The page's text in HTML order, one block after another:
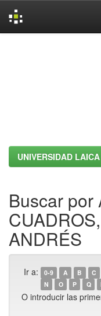
UNIVERSIDAD
Buscar por
ANDRÉS
Ir a: 0-9 A B C
N
O P Q
O introducir las